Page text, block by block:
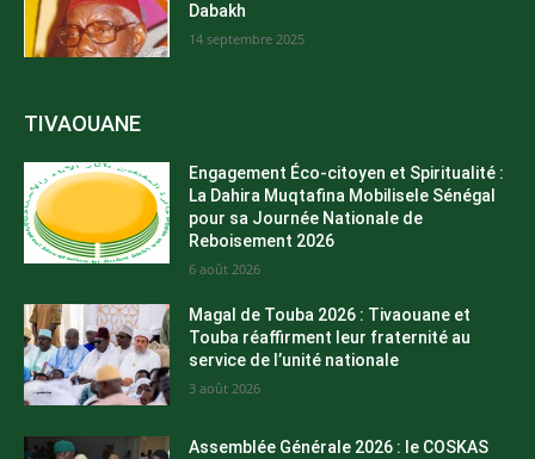
Dabakh
14 septembre 2025
TIVAOUANE
Engagement Éco-citoyen et Spiritualité :
La Dahira Muqtafina Mobilisele Sénégal
pour sa Journée Nationale de
Reboisement 2026
6 août 2026
Magal de Touba 2026 : Tivaouane et
Touba réaffirment leur fraternité au
service de l’unité nationale
3 août 2026
Assemblée Générale 2026 : le COSKAS